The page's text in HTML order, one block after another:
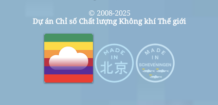
© 2008-2025
Dự án Chỉ số Chất lượng Không khí Thế giới